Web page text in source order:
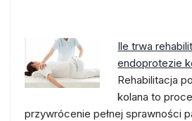
Ile trwa
endoprotezie
Rehabilitacja
kolana to
przywrócenie pełnej sprawności